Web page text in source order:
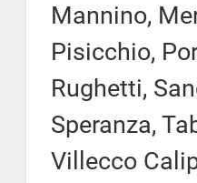
Mannino,
Pisicchio,
Rughetti,
Speranza,
Villecco